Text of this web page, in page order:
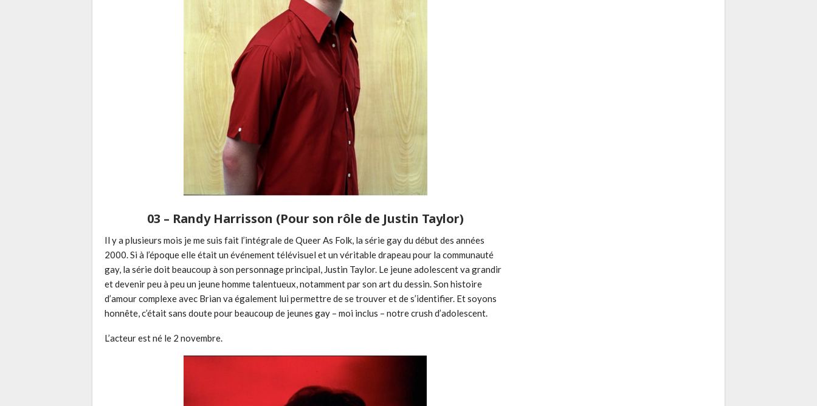
03 – Randy Harrisson (Pour son rôle de Justin Taylor)
Il y a plusieurs mois je me suis fait l’intégrale de Queer As Folk, la série gay du début des années
2000. Si à l’époque elle était un événement télévisuel et un véritable drapeau pour la communauté
gay, la série doit beaucoup à son personnage principal, Justin Taylor. Le jeune adolescent va grandir
et devenir peu à peu un jeune homme talentueux, notamment par son art du dessin. Son histoire
d’amour complexe avec Brian va également lui permettre de se trouver et de s’identifier. Et soyons
honnête, c’était sans doute pour beaucoup de jeunes gay – moi inclus – notre crush d’adolescent.
L’acteur est né le 2 novembre.